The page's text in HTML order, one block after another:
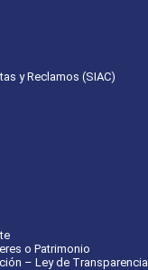
y Reclamos (SIAC)
o Patrimonio
– Ley de Transparencia